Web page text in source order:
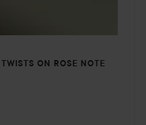
ON ROSE NOTE